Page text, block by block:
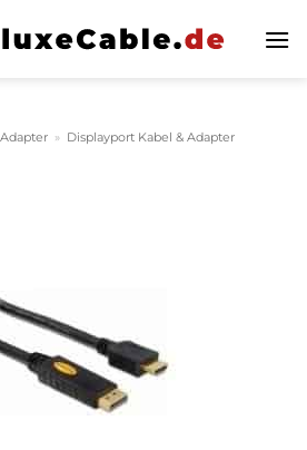
» Displayport Kabel & Adapter